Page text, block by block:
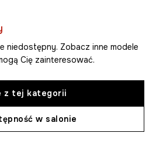
niedostępny. Zobacz inne modele
Cię zainteresować.
z tej kategorii
w salonie